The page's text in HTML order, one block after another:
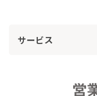
サービス